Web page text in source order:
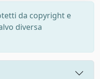
da copyright e
diversa